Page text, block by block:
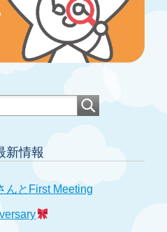
新情報
んとFirst Meeting